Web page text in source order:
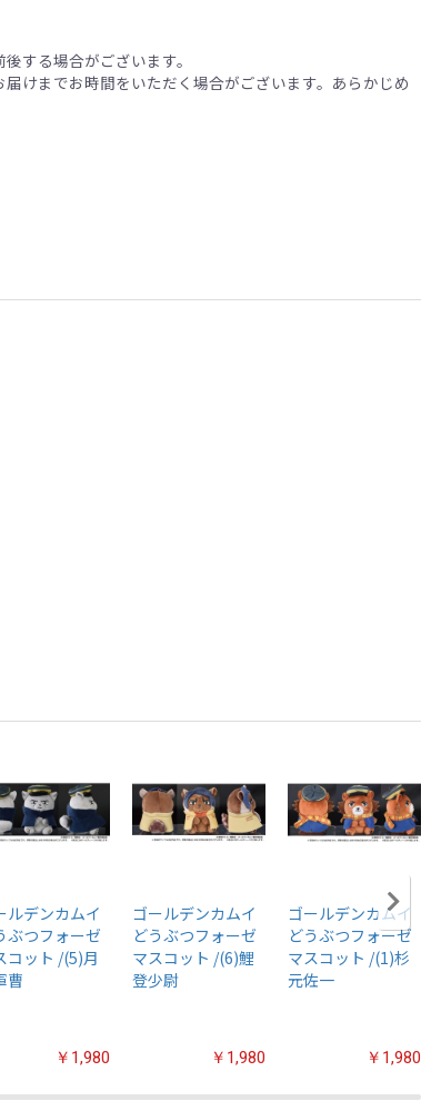
する場合がございます。
けまでお時間をいただく場合がございます。あらかじめ
ルデンカムイ
ぶつフォーゼ
コット /(5)月
曹
￥1,980
ゴールデンカムイ
どうぶつフォーゼ
マスコット /(6)鯉
登少尉
￥1,980
ゴールデンカムイ
どうぶつフォーゼ
マスコット /(1)杉
元佐一
￥1,980